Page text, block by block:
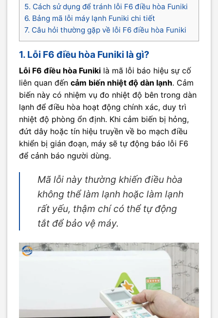
5. Cách sử dụng để tránh lỗi F6 điều hòa Funiki
6. Bảng mã lỗi máy lạnh Funiki chi tiết
7. Câu hỏi thường gặp về lỗi F6 điều hòa Funiki
1. Lỗi F6 điều hòa Funiki là gì?
Lỗi F6 điều hòa Funiki là mã lỗi báo hiệu sự cố
liên quan đến cảm biến nhiệt độ dàn lạnh. Cảm
biến này có nhiệm vụ đo nhiệt độ bên trong dàn
lạnh để điều hòa hoạt động chính xác, duy trì
nhiệt độ phòng ổn định. Khi cảm biến bị hỏng,
đứt dây hoặc tín hiệu truyền về bo mạch điều
khiển bị gián đoạn, máy sẽ tự động báo lỗi F6
để cảnh báo người dùng.
Mã lỗi này thường khiến điều hòa
không thể làm lạnh hoặc làm lạnh
rất yếu, thậm chí có thể tự động
tắt để bảo vệ máy.